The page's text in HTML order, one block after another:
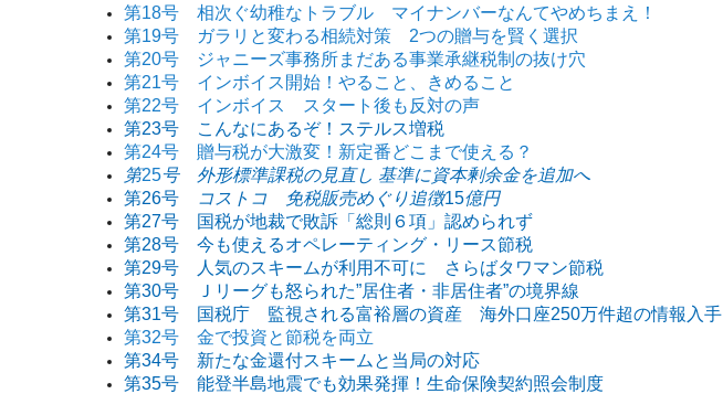
第18号 相次ぐ幼稚なトラブル マイナンバーなんてやめちまえ！
第19号 ガラリと変わる相続対策 2つの贈与を賢く選択
第20号 ジャニーズ事務所まだある事業承継税制の抜け穴
第21号 インボイス開始！やること、きめること
第22号 インボイス スタート後も反対の声
第23号 こんなにあるぞ！ステルス増税
第24号 贈与税が大激変！新定番どこまで使える？
第25号 外形標準課税の見直し 基準に資本剰余金を追加へ
第26号 コストコ 免税販売めぐり追徴15億円
第27号 国税が地裁で敗訴「総則６項」認められず
第28号 今も使えるオペレーティング・リース節税
第29号 人気のスキームが利用不可に さらばタワマン節税
第30号 Ｊリーグも怒られた”居住者・非居住者”の境界線
第31号 国税庁 監視される富裕層の資産 海外口座250万件超の情報入手
第32号 金で投資と節税を両立
第34号 新たな金還付スキームと当局の対応
第35号 能登半島地震でも効果発揮！生命保険契約照会制度